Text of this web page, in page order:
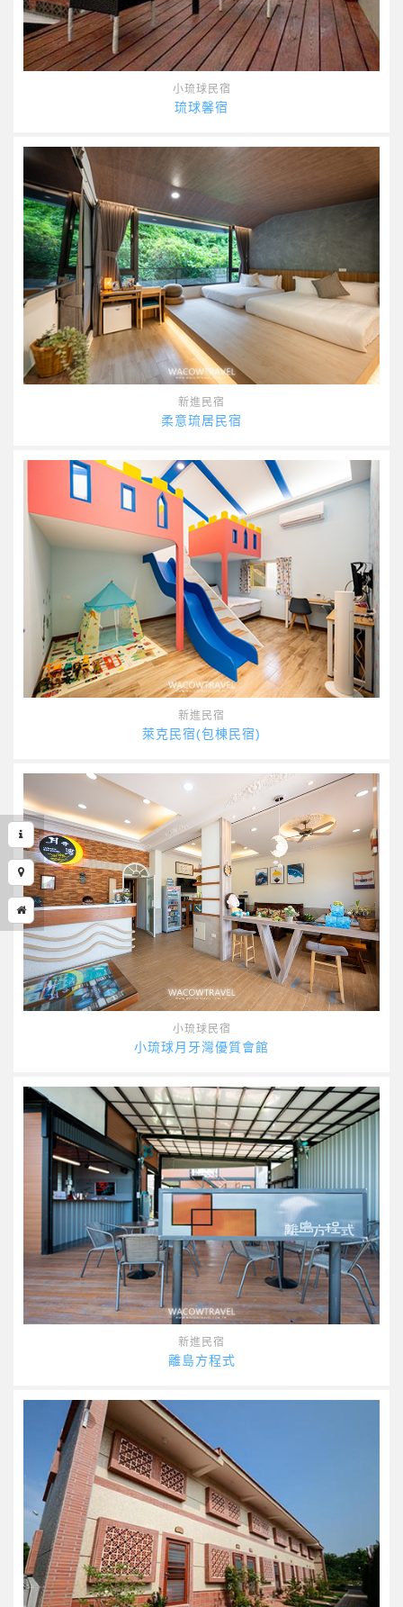
小琉球民宿
琉球馨宿
新進民宿
柔意琉居民宿
新進民宿
萊克民宿(包棟民宿)
小琉球民宿
小琉球月牙灣優質會館
新進民宿
離島方程式